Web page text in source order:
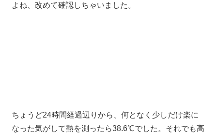
よね、改めて確認しちゃいました。
ちょうど24時間経過辺りから、何となく少しだけ楽に
なった気がして熱を測ったら38.6℃でした。それでも高